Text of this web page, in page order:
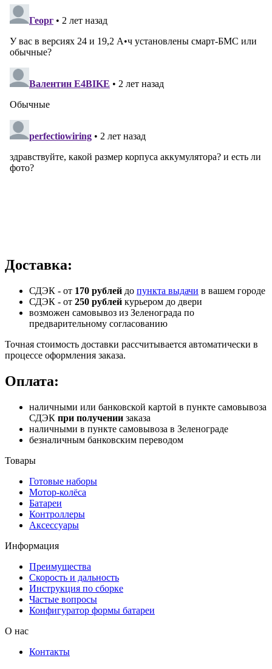
Доставка:
СДЭК - от 170 рублей до пункта выдачи в вашем городе
СДЭК - от 250 рублей курьером до двери
возможен самовывоз из Зеленограда по
предварительному согласованию
Точная стоимость доставки рассчитывается автоматически в
процессе оформления заказа.
Оплата:
наличными или банковской картой в пункте самовывоза
СДЭК при получении заказа
наличными в пункте самовывоза в Зеленограде
безналичным банковским переводом
Товары
Готовые наборы
Мотор-колёса
Батареи
Контроллеры
Аксессуары
Информация
Преимущества
Скорость и дальность
Инструкция по сборке
Частые вопросы
Конфигуратор формы батареи
О нас
Контакты